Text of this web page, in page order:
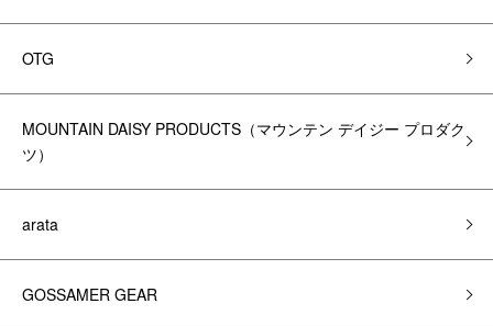
OTG
MOUNTAIN DAISY PRODUCTS（マウンテン デイジー プロダク
ツ）
arata
GOSSAMER GEAR